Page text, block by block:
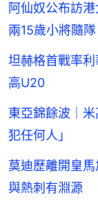
阿仙奴公布訪
兩15歲小將隨隊
坦赫格首戰率
高U20
東亞錦餘波｜
犯任何人」
莫迪歷離開皇
與熱刺有淵源